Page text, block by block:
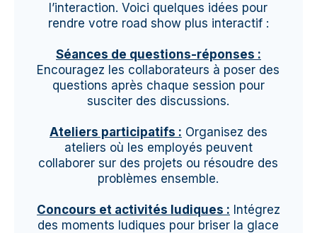
l’interaction. Voici quelques idées pour
rendre votre road show plus interactif :
Séances de questions-réponses :
Encouragez les collaborateurs à poser des
questions après chaque session pour
susciter des discussions.
Ateliers participatifs : Organisez des
ateliers où les employés peuvent
collaborer sur des projets ou résoudre des
problèmes ensemble.
Concours et activités ludiques : Intégrez
des moments ludiques pour briser la glace